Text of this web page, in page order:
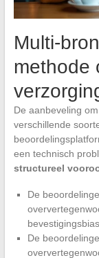
Multi-
methode
De aanbeveling
verschillende
een technisch
structureel
De
De